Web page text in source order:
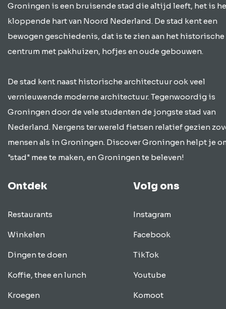
Groningen is een bruisende stad die altijd leeft, het is
kloppende hart van Noord Nederland. De stad kent een
bewogen geschiedenis, dat is te zien aan het historische
centrum met pakhuizen, hofjes en oude gebouwen.
De stad kent naast historische architectuur ook veel
vernieuwende moderne architectuur. Tegenwoordig is
Groningen door de vele studenten de jongste stad van
Nederland. Nergens ter wereld fietsen relatief gezien
mensen als in Groningen. Discover Groningen helpt je
"stad" mee te maken, en Groningen te beleven!
Ontdek
Restaurants
Winkelen
Dingen te doen
Koffie, thee en lunch
Kroegen
Volg ons
Instagram
Facebook
TikTok
Youtube
Komoot